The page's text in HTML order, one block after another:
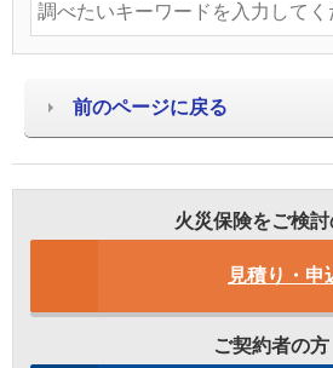
前のページに戻る
火災保険をご検
見積り・申
ご契約者の方